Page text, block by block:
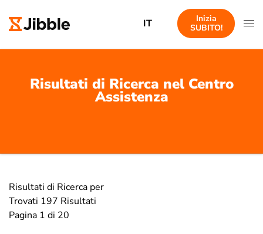
IT
Inizia
SUBITO!
Risultati di Ricerca nel Centro
Assistenza
Risultati di Ricerca per
Trovati 197 Risultati
Pagina 1 di 20